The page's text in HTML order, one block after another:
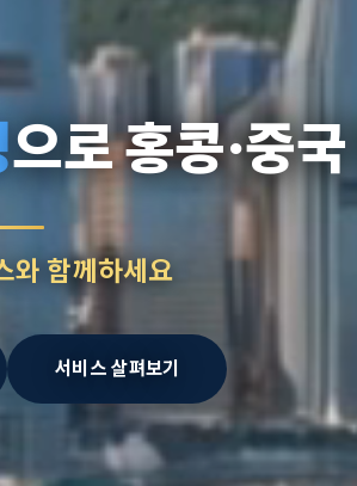
으로 홍콩·중
와 함께하세요
서비스 살펴보기